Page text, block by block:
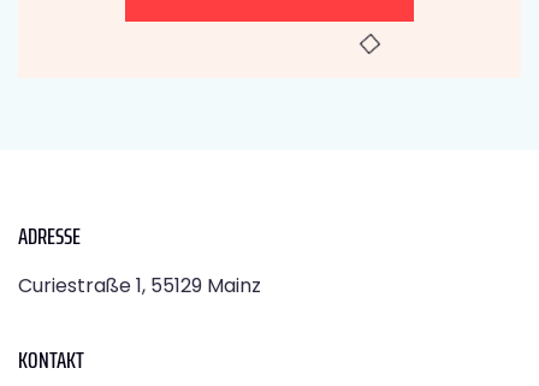
ADRESSE
Curiestraße 1, 55129 Mainz
KONTAKT